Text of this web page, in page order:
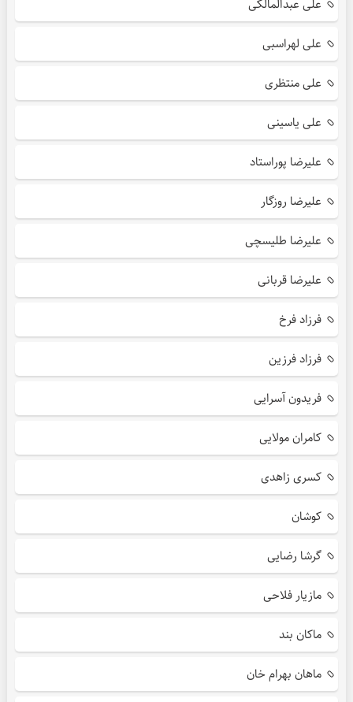
علی عبدالمالکی
علی لهراسبی
علی منتظری
علی یاسینی
علیرضا پوراستاد
علیرضا روزگار
علیرضا طلیسچی
علیرضا قربانی
فرزاد فرخ
فرزاد فرزین
فریدون آسرایی
کامران مولایی
کسری زاهدی
کوشان
گرشا رضایی
مازیار فلاحی
ماکان بند
ماهان بهرام خان